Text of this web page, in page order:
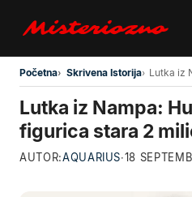
Preskoči na glavni sadržaj
Početna Skrivena Istorija Lutka iz
Lutka iz Nampa:
figurica stara 2
AUTOR:AQUARIUS·18